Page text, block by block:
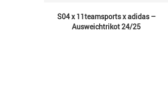
S04 x 11teamsports x adidas –
Ausweichtrikot 24/25